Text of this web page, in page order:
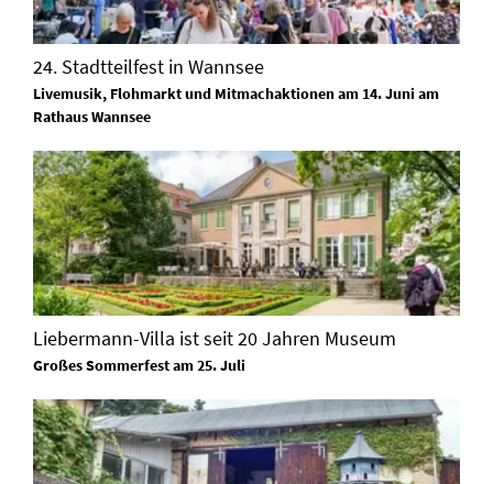
24. Stadtteilfest in Wannsee
Livemusik, Flohmarkt und Mitmachaktionen am 14. Juni am
Rathaus Wannsee
Liebermann-Villa ist seit 20 Jahren Museum
Großes Sommerfest am 25. Juli